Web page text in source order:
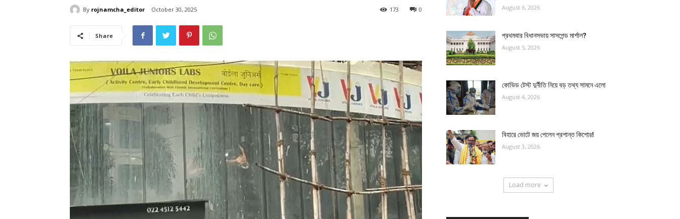
By rojnamcha_editor October 30, 2025 0
173
Share
August 6, 2026
প্রথমবার বিধানসভায় সাসপেন্ড মার্শাল?
August 5, 2026
কোভিড টেস্ট দুর্নীতি নিয়ে বড় তথ্য সামনে এলো
August 4, 2026
বিহারে ভোটে জয় পেলেন প্রশান্ত কিশোর!
August 3, 2026
Load more